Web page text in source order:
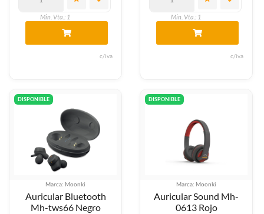
Min. Vta.: 1
c/iva
Min. Vta.: 1
c/iva
DISPONIBLE
Marca: Moonki
Auricular Bluetooth
Mh-tws66 Negro
DISPONIBLE
Marca: Moonki
Auricular Sound Mh-
0613 Rojo